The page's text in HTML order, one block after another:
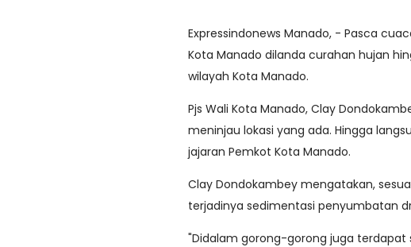
Expressindonews Manado, - Pasca
Kota Manado dilanda curahan hujan
wilayah Kota Manado.
Pjs Wali Kota Manado, Clay
meninjau lokasi yang ada. Hingga
jajaran Pemkot Kota Manado.
Clay Dondokambey mengatakan,
terjadinya sedimentasi penyumbatan
"Didalam gorong-gorong juga